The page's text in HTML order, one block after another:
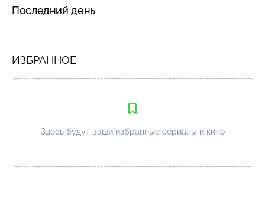
Последний день
ИЗБРАННОЕ
Здесь будут ваши избранные сериалы и кино